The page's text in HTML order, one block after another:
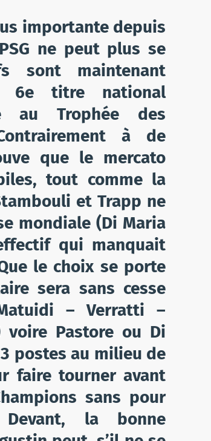
importante depuis
ne peut plus se
sont maintenant
6e titre national
au Trophée des
à de
que le mercato
tout comme la
et Trapp ne
mondiale (Di Maria
qui manquait
le choix se porte
sera sans cesse
– Verratti –
voire Pastore ou Di
postes au milieu de
faire tourner avant
sans pour
la bonne